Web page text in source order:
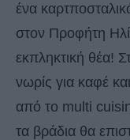
ένα
στον Προφήτη
εκπληκτική θέα!
νωρίς για καφέ
από το multi
τα βράδια θα